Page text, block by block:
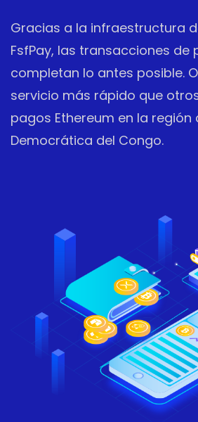
Gracias a la infraestructura
FsfPay, las transacciones de
completan lo antes posible.
servicio más rápido que
pagos Ethereum en la región
Democrática del Congo.